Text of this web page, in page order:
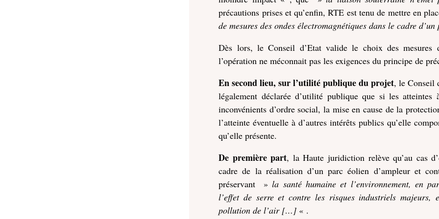
précautions prises et qu’enfin, RTE est tenu de mettre en
de mesures des ondes électromagnétiques dans le cadre
Dès lors, le Conseil d’Etat valide le choix des mesures
l’opération ne méconnait pas les exigences du principe de
En second lieu, sur l’utilité publique du projet, le Conseil
légalement déclarée d’utilité publique que si les
inconvénients d’ordre social, la mise en cause de la
l’atteinte éventuelle à d’autres intérêts publics qu’elle
qu’elle présente.
De première part, la Haute juridiction relève qu’au cas
cadre de la réalisation d’un parc éolien d’ampleur et
préservant »la santé humaine et l’environnement, en
l’effet de serre et contre les risques industriels majeurs,
pollution de l’air […] « .